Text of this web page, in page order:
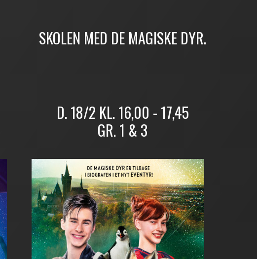
SKOLEN MED DE MAGISKE DYR.
D. 18/2 KL. 16,00 - 17,45
GR. 1 & 3